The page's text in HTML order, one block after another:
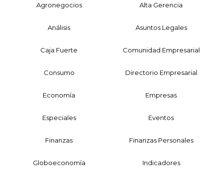
Agronegocios Alta Gerencia
Análisis Asuntos Legales
Caja Fuerte Comunidad Empresarial
Consumo Directorio Empresarial
Economía Empresas
Especiales Eventos
Finanzas Finanzas Personales
Globoeconomía Indicadores